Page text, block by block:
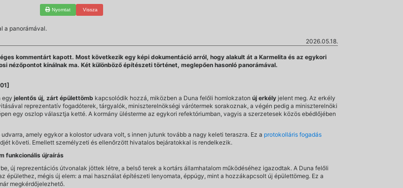
Nyomtat Vissza
a panorámával.
2026.05.18.
kommentárt kapott. Most következik egy képi dokumentáció arról, hogy alakult át a Karmelita és az egykori
nézőpontot kínálnak ma. Két különböző építészeti történet, meglepően hasonló panorámával.
egy jelentős új, zárt épülettömb kapcsolódik hozzá, miközben a Duna felőli homlokzaton új erkély jelent meg. Az erkély
reprezentatív fogadóterek, tárgyalók, miniszterelnökségi várótermek sorakoznak, a végén pedig a miniszterelnöki
egy oszlop választja ketté. A kormány ülésterme az egykori refektóriumban, vagyis a szerzetesek közös ebédlőjében
amely egykor a kolostor udvara volt, s innen jutunk tovább a nagy keleti teraszra. Ez a protokolláris fogadás
követi. Emellett személyzeti és ellenőrzött hivatalos bejáratokkal is rendelkezik.
funkcionális újraírás
új reprezentációs útvonalak jöttek létre, a belső terek a kortárs államhatalom működéséhez igazodtak. A Duna felőli
mégis új elem: a mai használat építészeti lenyomata, éppúgy, mint a hozzákapcsolt új épülettömeg. Ez a
megkérdőjelezhető.